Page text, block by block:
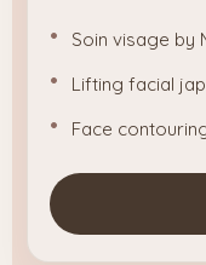
Soin visage by
Lifting facial
Face